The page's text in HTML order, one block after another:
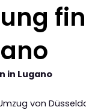
in Lugano
von